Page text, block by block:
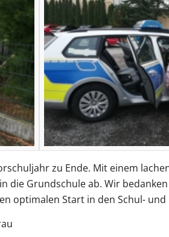
zu Ende. Mit einem
die Grundschule ab. Wir
optimalen Start in den Schul-